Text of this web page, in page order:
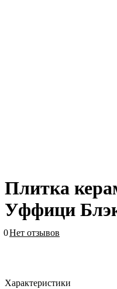
Плитка
Уффици
0Нет отзывов
Характеристики